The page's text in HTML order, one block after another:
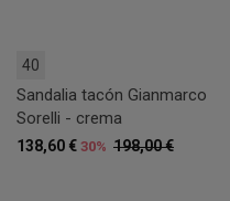
40
Sandalia tacón Gianmarco
Sorelli - crema
198,00 €
138,60 € 30%